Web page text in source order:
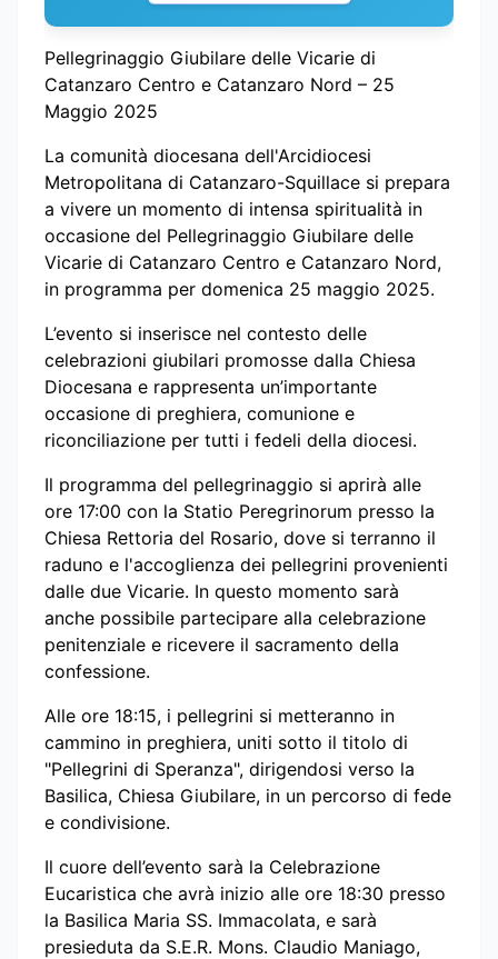
Pellegrinaggio Giubilare delle Vicarie di
Catanzaro Centro e Catanzaro Nord – 25
Maggio 2025
La comunità diocesana dell'Arcidiocesi
Metropolitana di Catanzaro-Squillace si prepara
a vivere un momento di intensa spiritualità in
occasione del Pellegrinaggio Giubilare delle
Vicarie di Catanzaro Centro e Catanzaro Nord,
in programma per domenica 25 maggio 2025.
L’evento si inserisce nel contesto delle
celebrazioni giubilari promosse dalla Chiesa
Diocesana e rappresenta un’importante
occasione di preghiera, comunione e
riconciliazione per tutti i fedeli della diocesi.
Il programma del pellegrinaggio si aprirà alle
ore 17:00 con la Statio Peregrinorum presso la
Chiesa Rettoria del Rosario, dove si terranno il
raduno e l'accoglienza dei pellegrini provenienti
dalle due Vicarie. In questo momento sarà
anche possibile partecipare alla celebrazione
penitenziale e ricevere il sacramento della
confessione.
Alle ore 18:15, i pellegrini si metteranno in
cammino in preghiera, uniti sotto il titolo di
"Pellegrini di Speranza", dirigendosi verso la
Basilica, Chiesa Giubilare, in un percorso di fede
e condivisione.
Il cuore dell’evento sarà la Celebrazione
Eucaristica che avrà inizio alle ore 18:30 presso
la Basilica Maria SS. Immacolata, e sarà
presieduta da S.E.R. Mons. Claudio Maniago,